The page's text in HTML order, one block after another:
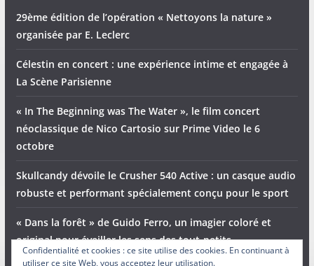
29ème édition de l’opération « Nettoyons la nature »
organisée par E. Leclerc
Célestin en concert : une expérience intime et engagée à
La Scène Parisienne
« In The Beginning was The Water », le film concert
néoclassique de Nico Cartosio sur Prime Video le 6
octobre
Skullcandy dévoile le Crusher 540 Active : un casque audio
robuste et performant spécialement conçu pour le sport
« Dans la forêt » de Guido Ferro, un imagier coloré et
original pour éveiller les sens des tout-petits
Confidentialité et cookies : ce site utilise des cookies. En continuant à
utiliser ce site Web, vous acceptez leur utilisation.